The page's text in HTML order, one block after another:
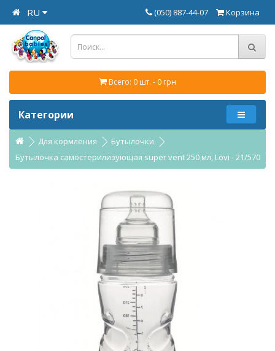
RU Корзина
(050) 887-44-07
Всего: 0 шт. - 0 грн
Категории
Для кормления
Бутылочки
Бутылочка самостерилизующая super vent 250 мл, Lovi - 21/570